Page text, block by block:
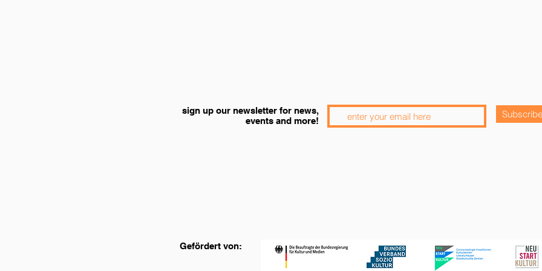
sign up our newsletter for news,
events and more!
Gefördert von: